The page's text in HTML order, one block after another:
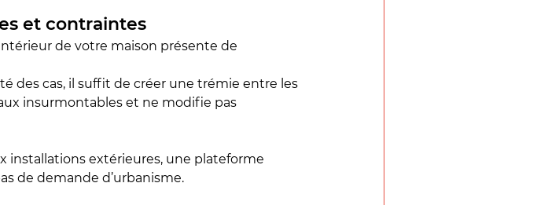
et contraintes
de votre maison présente de
des cas, il suffit de créer une trémie entre les
insurmontables et ne modifie pas
installations extérieures, une plateforme
de demande d’urbanisme.